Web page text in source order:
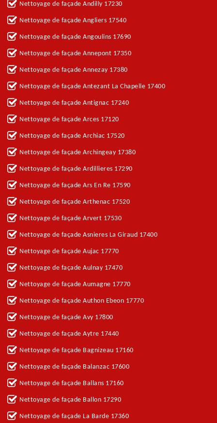
Nettoyage de façade Andilly 17230
Nettoyage de façade Angliers 17540
Nettoyage de façade Angoulins 17690
Nettoyage de façade Annepont 17350
Nettoyage de façade Annezay 17380
Nettoyage de façade Antezant La Chapelle 17400
Nettoyage de façade Antignac 17240
Nettoyage de façade Arces 17120
Nettoyage de façade Archiac 17520
Nettoyage de façade Archingeay 17380
Nettoyage de façade Ardillieres 17290
Nettoyage de façade Ars En Re 17590
Nettoyage de façade Arthenac 17520
Nettoyage de façade Arvert 17530
Nettoyage de façade Asnieres La Giraud 17400
Nettoyage de façade Aujac 17770
Nettoyage de façade Aulnay 17470
Nettoyage de façade Aumagne 17770
Nettoyage de façade Authon Ebeon 17770
Nettoyage de façade Avy 17800
Nettoyage de façade Aytre 17440
Nettoyage de façade Bagnizeau 17160
Nettoyage de façade Balanzac 17600
Nettoyage de façade Ballans 17160
Nettoyage de façade Ballon 17290
Nettoyage de façade La Barde 17360